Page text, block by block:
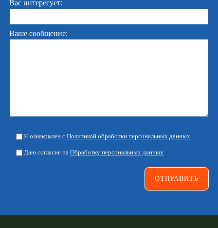
Вас интересует:
Ваше сообщение:
Я ознакомлен с Политикой обработки персональных данных
Даю согласие на Обработку персональных данных